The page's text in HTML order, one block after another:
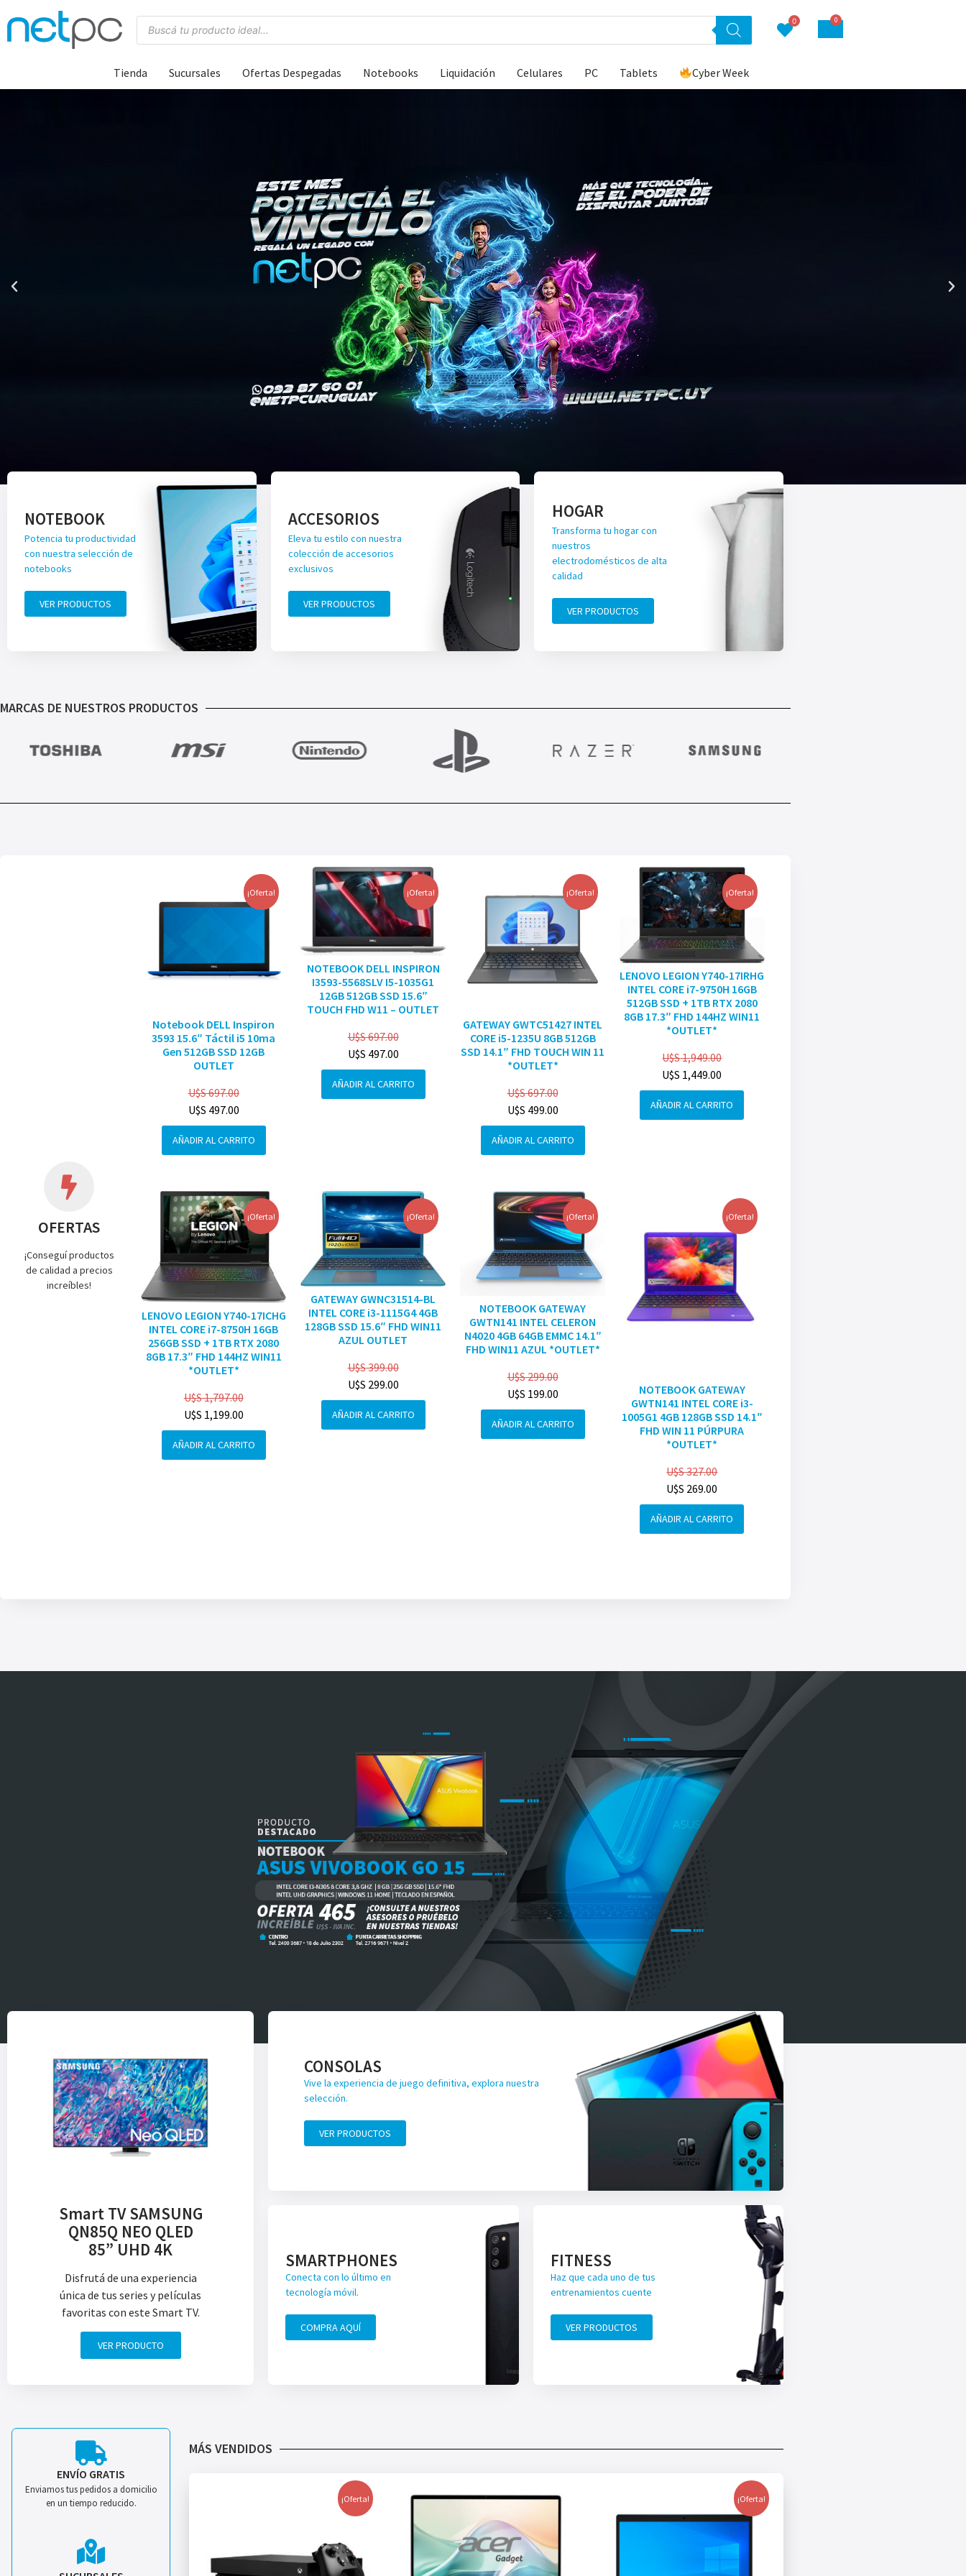
0 0
Tienda Sucursales Ofertas Despegadas Notebooks Liquidación Celulares PC Tablets Cyber Week
NOTEBOOK
Potencia tu productividad
con nuestra selección de
notebooks
VER PRODUCTOS
ACCESORIOS
Eleva tu estilo con nuestra
colección de accesorios
exclusivos
VER PRODUCTOS
HOGAR
Transforma tu hogar con
nuestros
electrodomésticos de alta
calidad
VER PRODUCTOS
MARCAS DE NUESTROS PRODUCTOS
OFERTAS
¡Conseguí productos
de calidad a precios
increíbles!
¡Oferta!
Notebook DELL Inspiron
3593 15.6″ Táctil i5 10ma
Gen 512GB SSD 12GB
OUTLET
U$S697.00
U$S 497.00
AÑADIR AL CARRITO
¡Oferta!
NOTEBOOK DELL INSPIRON
I3593-5568SLV I5-1035G1
12GB 512GB SSD 15.6″
TOUCH FHD W11 – OUTLET
U$S697.00
U$S 497.00
AÑADIR AL CARRITO
¡Oferta!
GATEWAY GWTC51427 INTEL
CORE i5-1235U 8GB 512GB
SSD 14.1″ FHD TOUCH WIN 11
*OUTLET*
U$S697.00
U$S 499.00
AÑADIR AL CARRITO
¡Oferta!
LENOVO LEGION Y740-17IRHG
INTEL CORE i7-9750H 16GB
512GB SSD + 1TB RTX 2080
8GB 17.3″ FHD 144HZ WIN11
*OUTLET*
U$S1,949.00
U$S 1,449.00
AÑADIR AL CARRITO
¡Oferta!
LENOVO LEGION Y740-17ICHG
INTEL CORE i7-8750H 16GB
256GB SSD + 1TB RTX 2080
8GB 17.3″ FHD 144HZ WIN11
*OUTLET*
U$S1,797.00
U$S 1,199.00
AÑADIR AL CARRITO
¡Oferta!
GATEWAY GWNC31514-BL
INTEL CORE i3-1115G4 4GB
128GB SSD 15.6″ FHD WIN11
AZUL OUTLET
U$S399.00
U$S 299.00
AÑADIR AL CARRITO
¡Oferta!
NOTEBOOK GATEWAY
GWTN141 INTEL CELERON
N4020 4GB 64GB EMMC 14.1″
FHD WIN11 AZUL *OUTLET*
U$S299.00
U$S 199.00
AÑADIR AL CARRITO
¡Oferta!
NOTEBOOK GATEWAY
GWTN141 INTEL CORE i3-
1005G1 4GB 128GB SSD 14.1″
FHD WIN 11 PÚRPURA
*OUTLET*
U$S327.00
U$S 269.00
AÑADIR AL CARRITO
Smart TV SAMSUNG
QN85Q NEO QLED
85” UHD 4K
Disfrutá de una experiencia
única de tus series y películas
favoritas con este Smart TV.
VER PRODUCTO
CONSOLAS
Vive la experiencia de juego definitiva, explora nuestra
selección.
VER PRODUCTOS
SMARTPHONES
Conecta con lo último en
tecnología móvil.
COMPRA AQUÍ
FITNESS
Haz que cada uno de tus
entrenamientos cuente
VER PRODUCTOS
ENVÍO GRATIS
Enviamos tus pedidos a domicilio
en un tiempo reducido.
MÁS VENDIDOS
¡Oferta! ¡Oferta!